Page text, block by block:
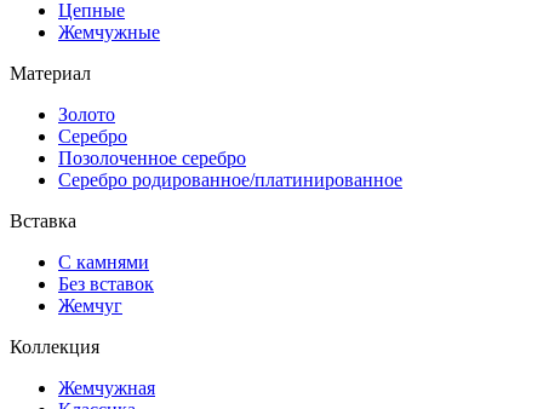
Цепные
Жемчужные
Материал
Золото
Серебро
Позолоченное серебро
Серебро родированное/платинированное
Вставка
С камнями
Без вставок
Жемчуг
Коллекция
Жемчужная